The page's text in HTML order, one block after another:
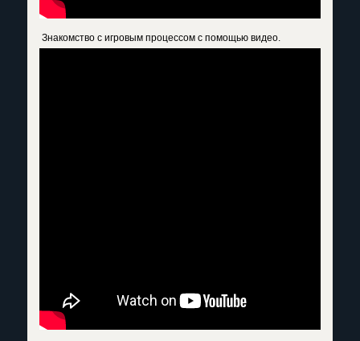
Знакомство с игровым процессом с помощью видео.